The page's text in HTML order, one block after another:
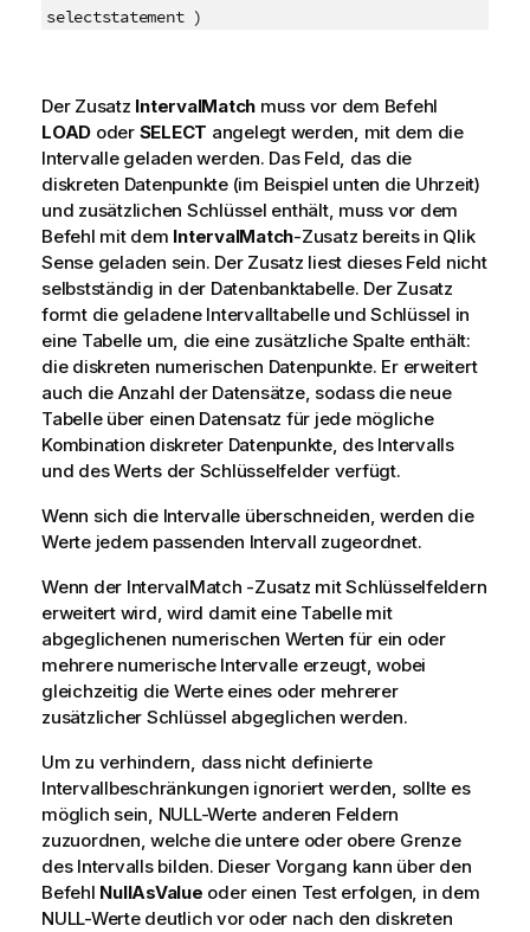
selectstatement )
Der Zusatz IntervalMatch muss vor dem Befehl
LOAD oder SELECT angelegt werden, mit dem die
Intervalle geladen werden. Das Feld, das die
diskreten Datenpunkte (im Beispiel unten die Uhrzeit)
und zusätzlichen Schlüssel enthält, muss vor dem
Befehl mit dem IntervalMatch-Zusatz bereits in Qlik
Sensegeladen sein. Der Zusatz liest dieses Feld nicht
selbstständig in der Datenbanktabelle. Der Zusatz
formt die geladene Intervalltabelle und Schlüssel in
eine Tabelle um, die eine zusätzliche Spalte enthält:
die diskreten numerischen Datenpunkte. Er erweitert
auch die Anzahl der Datensätze, sodass die neue
Tabelle über einen Datensatz für jede mögliche
Kombination diskreter Datenpunkte, des Intervalls
und des Werts der Schlüsselfelder verfügt.
Wenn sich die Intervalle überschneiden, werden die
Werte jedem passenden Intervall zugeordnet.
Wenn der IntervalMatch -Zusatz mit Schlüsselfeldern
erweitert wird, wird damit eine Tabelle mit
abgeglichenen numerischen Werten für ein oder
mehrere numerische Intervalle erzeugt, wobei
gleichzeitig die Werte eines oder mehrerer
zusätzlicher Schlüssel abgeglichen werden.
Um zu verhindern, dass nicht definierte
Intervallbeschränkungen ignoriert werden, sollte es
möglich sein, NULL-Werte anderen Feldern
zuzuordnen, welche die untere oder obere Grenze
des Intervalls bilden. Dieser Vorgang kann über den
Befehl NullAsValue oder einen Test erfolgen, in dem
NULL-Werte deutlich vor oder nach den diskreten